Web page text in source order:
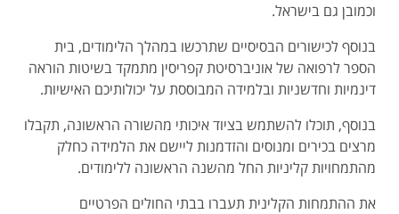
וכמובן גם בישראל.
בנוסף לכישורים הבסיסיים שתרכשו במהלך הלימודים, בית
הספר לרפואה של אוניברסיטת קפריסין מתמקד בשיטות הוראה
דינמיות וחדשניות ובלמידה המבוססת על יכולותיכם האישיות.
בנוסף, תוכלו להשתמש בציוד איכותי מהשורה הראשונה, תקבלו
מרצים בכירים ומנוסים והזדמנות ליישם את הלמידה כחלק
מהתמחויות קליניות החל מהשנה הראשונה ללימודים.
את ההתמחות הקלינית תעברו בבתי החולים הפרטיים